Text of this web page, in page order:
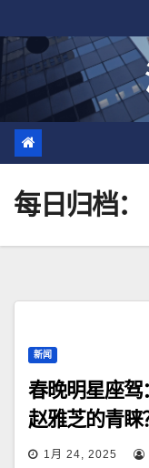
至
每日归档：
新闻
春晚明星座驾
赵雅芝的青睐
1月 24, 2025